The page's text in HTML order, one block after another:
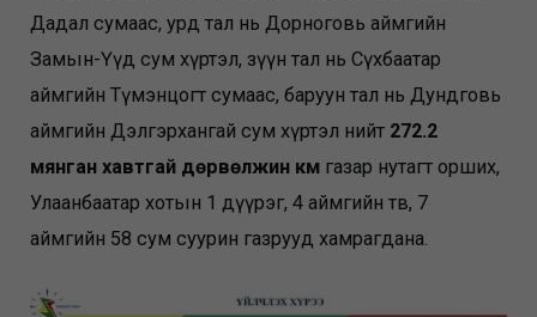
Дадал сумаас, урд тал нь Дорноговь аймгийн
Замын-Үүд сум хүртэл, зүүн тал нь Сүхбаатар
аймгийн Түмэнцогт сумаас, баруун тал нь Дундговь
аймгийн Дэлгэрхангай сум хүртэл нийт 272.2
мянган хавтгай дөрвөлжин км газар нутагт орших,
Улаанбаатар хотын 1 дүүрэг, 4 аймгийн төв, 7
аймгийн 58 сум суурин газрууд хамрагдана.